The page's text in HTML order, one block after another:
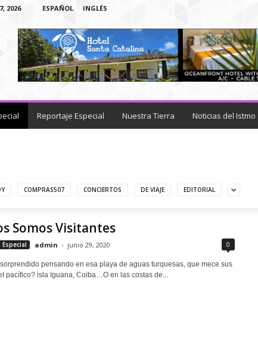
2026 ESPAÑOL INGLÉS
Reportaje Especial Nuestra Tierra Noticias del Istmo
COMPRAS507 CONCIERTOS DE VIAJE EDITORIAL
Somos Visitantes
admin - junio 29, 2020 0
pensando en esa playa de aguas turquesas, que mece sus
pacífico? isla Iguana, Coiba…O en las costas de...